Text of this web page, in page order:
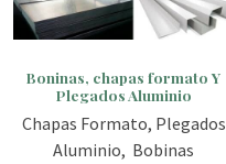
Boninas, chapas formato Y
Plegados Aluminio
Chapas Formato, Plegados
Aluminio, Bobinas